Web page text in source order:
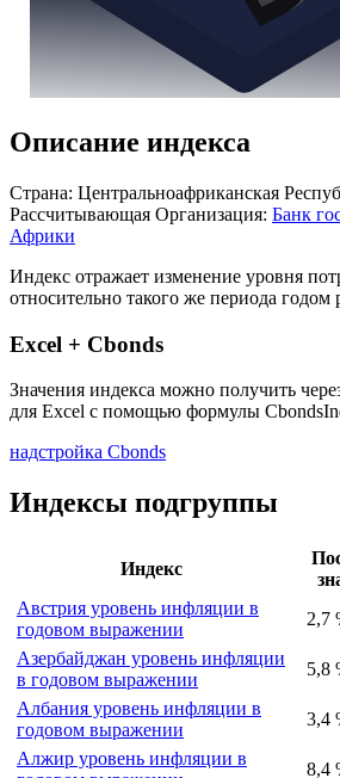
Описание индекса
Страна: Центральноафриканская
Рассчитывающая Организация: Банк
Индекс отражает изменение уровня
относительно такого же периода годом
Excel + Cbonds
для Excel с помощью формулы
Индексы подгруппы
Индекс
Австрия уровень инфляции в
годовом выражении
Азербайджан уровень инфляции
в годовом выражении